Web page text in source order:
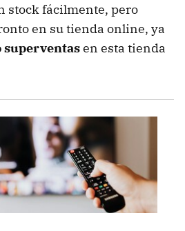
stock fácilmente, pero
en su tienda online, ya
superventasen esta tienda